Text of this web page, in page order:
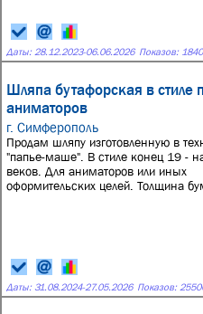
Даты: 28.12.2023-06.06.2026 Показов:
Шляпа бутафорская в стиле
аниматоров
г. Симферополь
Продам шляпу изготовленную в
"папье-маше". В стиле конец 19 -
веков. Для аниматоров или иных
оформительских целей. Толщина
Даты: 31.08.2024-27.05.2026 Показов: